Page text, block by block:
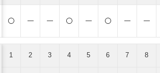
1 2 3 4 5 6 7 8